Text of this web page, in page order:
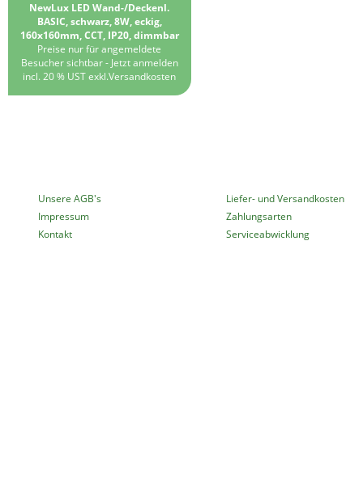
NewLux LED Wand-/Deckenl.
BASIC, schwarz, 8W, eckig,
160x160mm, CCT, IP20, dimmbar
Preise nur für angemeldete
Besucher sichtbar - Jetzt anmelden
incl. 20 % UST exkl.Versandkosten
Unsere AGB's
Impressum
Kontakt
Liefer- und Versandkosten
Zahlungsarten
Serviceabwicklung